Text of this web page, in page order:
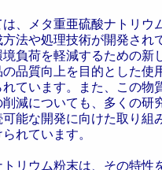
、メタ重亜硫酸ナトリウ
法や処理技術が開発され
負荷を軽減するための新
品質向上を目的とした使
ています。また、この物
減についても、多くの研
能な開発に向けた取り組
れています。
トリウム粉末は、その特性